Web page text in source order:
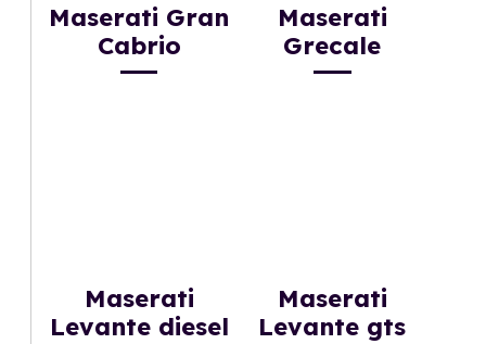
Maserati Gran
Cabrio
Maserati
Grecale
Maserati
Levante diesel
Maserati
Levante gts